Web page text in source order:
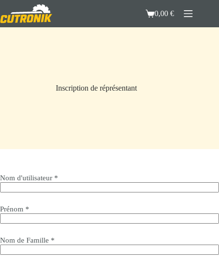
contenu
Panier
d’achat
0,00€
Inscription de réprésentant
Nom d'utilisateur *
Prénom *
Nom de Famille *